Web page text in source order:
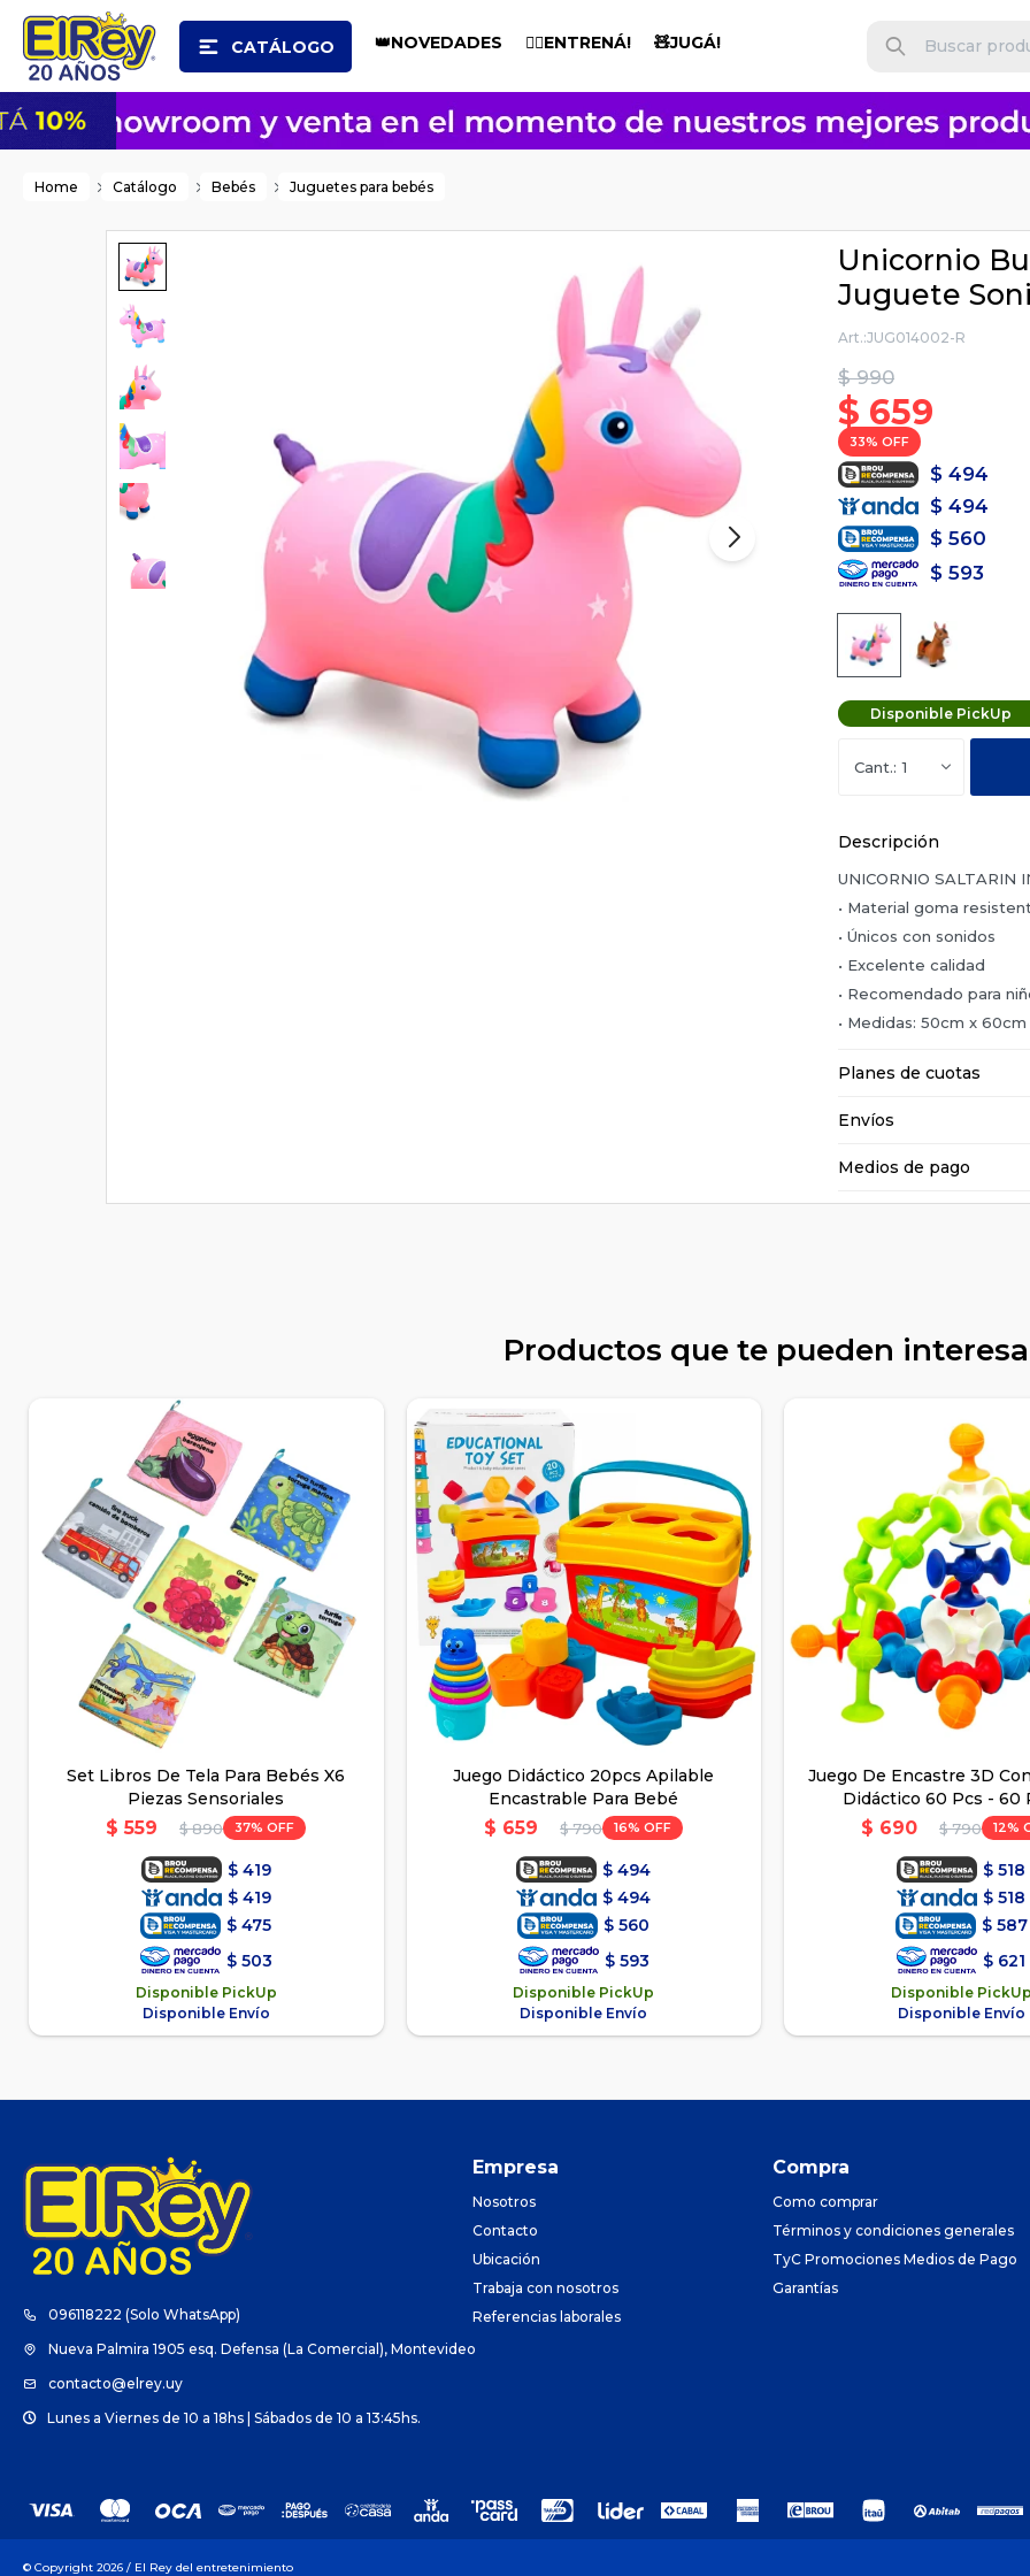
CATÁLOGO 👑NOVEDADES 🏋️‍♂️ENTRENÁ! 🧸JUGÁ!
Home Catálogo Bebés Juguetes para bebés
Unicornio
Juguete
JUG014002-R
$ 990
$ 659
33
$ 494
$ 494
$ 560
$ 593
Disponible PickUp
1
Descripción
UNICORNIO SALTARIN
• Material goma
• Únicos con sonidos
• Excelente calidad
• Recomendado para
• Medidas: 50cm x
Planes de cuotas
Envíos
Medios de pago
Productos que te pueden
Set Libros De Tela Para Bebés X6
Piezas Sensoriales
$ 559 $ 890 37
$ 419
$ 419
$ 475
$ 503
Disponible PickUp
Disponible Envío
Juego Didáctico 20pcs Apilable
Encastrable Para Bebé
$ 659 $ 790 16
$ 494
$ 494
$ 560
$ 593
Disponible PickUp
Disponible Envío
Juego De Encastre 3D
Didáctico 60 Pcs - 60
$ 690 $ 790 12
$ 518
$ 518
$ 587
$ 621
Disponible
Disponible Envío
096118222 (Solo WhatsApp)
Nueva Palmira 1905 esq. Defensa (La Comercial), Montevideo
contacto@elrey.uy
Lunes a Viernes de 10 a 18hs | Sábados de 10 a 13:45hs.
Empresa
Nosotros
Contacto
Ubicación
Trabaja con nosotros
Referencias laborales
Compra
Como comprar
Términos y condiciones generales
TyC Promociones Medios de Pago
Garantías
© Copyright 2026 / El Rey del entretenimiento